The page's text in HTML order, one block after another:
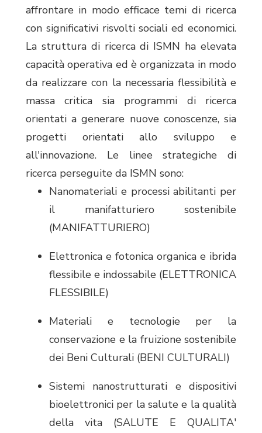
affrontare in modo efficace temi di ricerca
con significativi risvolti sociali ed economici.
La struttura di ricerca di ISMN ha elevata
capacità operativa ed è organizzata in modo
da realizzare con la necessaria flessibilità e
massa critica sia programmi di ricerca
orientati a generare nuove conoscenze, sia
progetti orientati allo sviluppo e
all'innovazione. Le linee strategiche di
ricerca perseguite da ISMN sono:
Nanomateriali e processi abilitanti per
il manifatturiero sostenibile
(MANIFATTURIERO)
Elettronica e fotonica organica e ibrida
flessibile e indossabile (ELETTRONICA
FLESSIBILE)
Materiali e tecnologie per la
conservazione e la fruizione sostenibile
dei Beni Culturali (BENI CULTURALI)
Sistemi nanostrutturati e dispositivi
bioelettronici per la salute e la qualità
della vita (SALUTE E QUALITA'